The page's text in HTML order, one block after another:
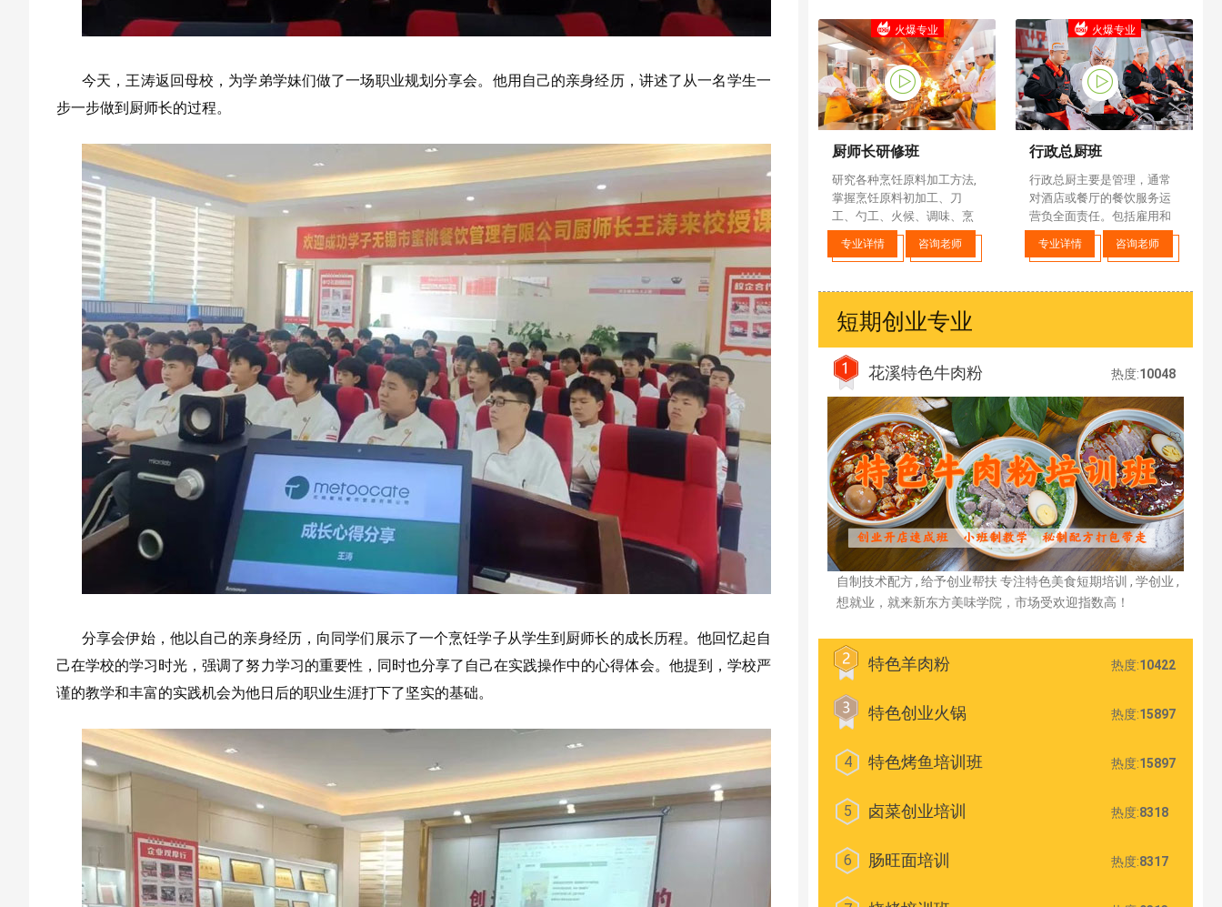
今天，王涛返回母校，为学弟学妹们做了一场职业规划分享会。他用自己的亲身经历，讲述了从一名学生一
步一步做到厨师长的过程。
分享会伊始，他以自己的亲身经历，向同学们展示了一个烹饪学子从学生到厨师长的成长历程。他回忆起自
己在学校的学习时光，强调了努力学习的重要性，同时也分享了自己在实践操作中的心得体会。他提到，学校严
谨的教学和丰富的实践机会为他日后的职业生涯打下了坚实的基础。
火爆专业
厨师长研修班
研究各种烹饪原料加工方法,
掌握烹饪原料初加工、刀
工、勺工、火候、调味、烹
调方法等烹饪操作技术,短期
内掌握烹饪系统化知识。
专业详情 咨询老师
火爆专业
行政总厨班
行政总厨主要是管理，通常
对酒店或餐厅的餐饮服务运
营负全面责任。包括雇用和
举荐至企业工作人员，管理
食品和非食品的库存，并保
行政总厨负责餐厅食物的整
专业详情 咨询老师
短期创业专业
花溪特色牛肉粉 热度:10048
自制技术配方 , 给予创业帮扶 专注特色美食短期培训 , 学创业 ,
想就业，就来新东方美味学院，市场受欢迎指数高！
特色羊肉粉 热度:10422
特色创业火锅 热度:15897
4 特色烤鱼培训班 热度:15897
5 卤菜创业培训 热度:8318
6 肠旺面培训 热度:8317